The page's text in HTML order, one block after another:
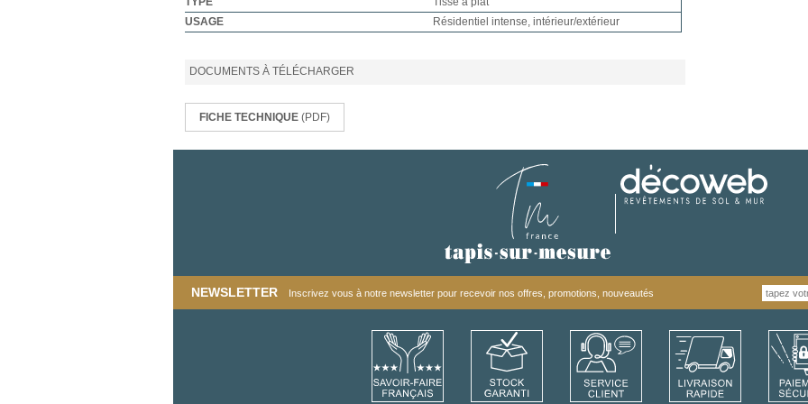
USAGE
Résidentiel intense, intérieur/extérieur
DOCUMENTS À TÉLÉCHARGER
FICHE TECHNIQUE (PDF)
NEWSLETTER Inscrivez vous à notre newsletter pour recevoir nos offres, promotions, nouveautés